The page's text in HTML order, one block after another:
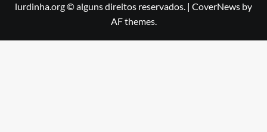
lurdinha.org © alguns direitos reservados. | CoverNews by
AF themes.